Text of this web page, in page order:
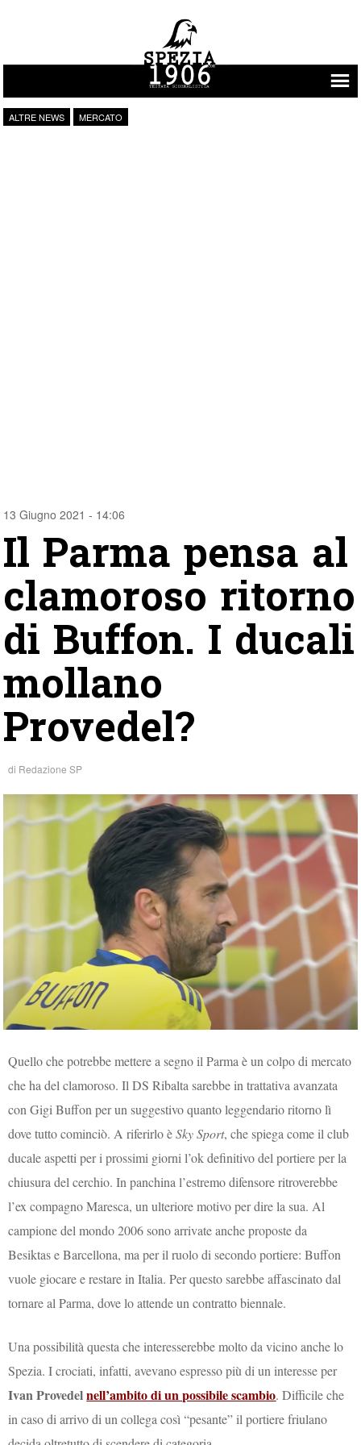
Vai al contenuto
ALTRE NEWS MERCATO
13 Giugno 2021 - 14:06
Il Parma pensa al
clamoroso ritorno
di Buffon. I ducali
mollano
Provedel?
di Redazione SP
Quello che potrebbe mettere a segno il Parma è un colpo di mercato
che ha del clamoroso. Il DS Ribalta sarebbe in trattativa avanzata
con Gigi Buffon per un suggestivo quanto leggendario ritorno lì
dove tutto cominciò. A riferirlo èSky Sport, che spiega come il club
ducale aspetti per i prossimi giorni l’ok definitivo del portiere per la
chiusura del cerchio. In panchina l’estremo difensore ritroverebbe
l’ex compagno Maresca, un ulteriore motivo per dire la sua. Al
campione del mondo 2006 sono arrivate anche proposte da
Besiktas e Barcellona, ma per il ruolo di secondo portiere: Buffon
vuole giocare e restare in Italia. Per questo sarebbe affascinato dal
tornare al Parma, dove lo attende un contratto biennale.
Una possibilità questa che interesserebbe molto da vicino anche lo
Spezia. I crociati, infatti, avevano espresso più di un interesse per
Ivan Provedelnell’ambito di un possibile scambio. Difficile che
in caso di arrivo di un collega così “pesante” il portiere friulano